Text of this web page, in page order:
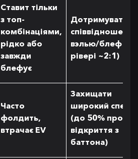
Ставит тільки
з топ-
комбінаціями,
рідко або
завжди
блефує
Дотримуватися
співвідношення
вэлью/блеф (на
рівері ~2:1)
Часто
фолдить,
втрачає EV
Захищати
широкий
(до 50% проти
відкриття з
баттона)